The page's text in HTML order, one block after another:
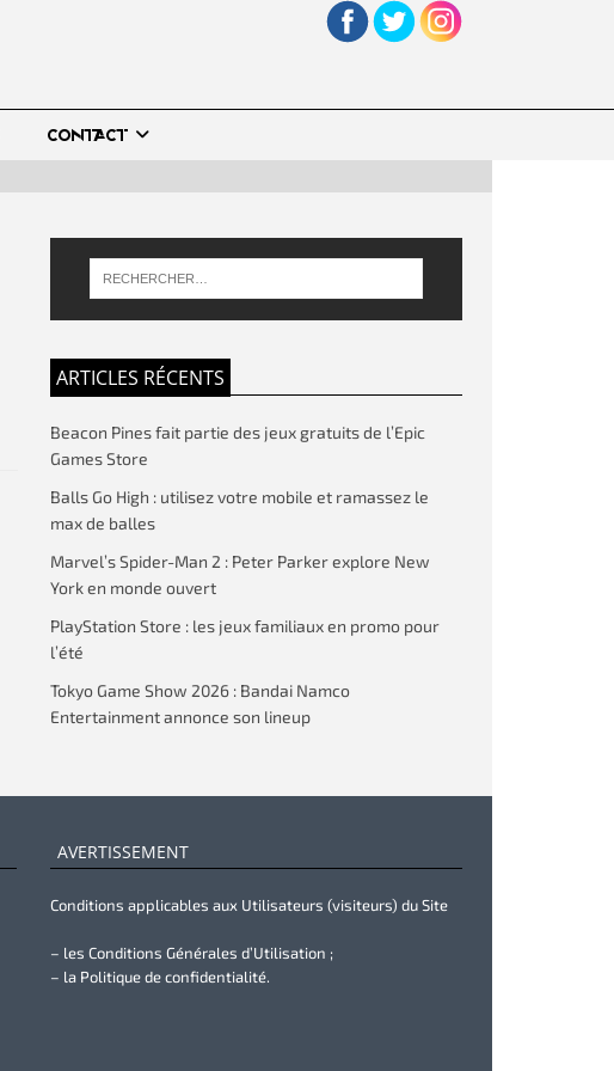
CONTACT
ARTICLES RÉCENTS
Beacon Pines fait partie des jeux gratuits de l’Epic
Games Store
Balls Go High : utilisez votre mobile et ramassez le
max de balles
Marvel’s Spider-Man 2 : Peter Parker explore New
York en monde ouvert
PlayStation Store : les jeux familiaux en promo pour
l’été
Tokyo Game Show 2026 : Bandai Namco
Entertainment annonce son lineup
AVERTISSEMENT
Conditions applicables aux Utilisateurs (visiteurs) du Site
– les Conditions Générales d’Utilisation ;
– la Politique de confidentialité.